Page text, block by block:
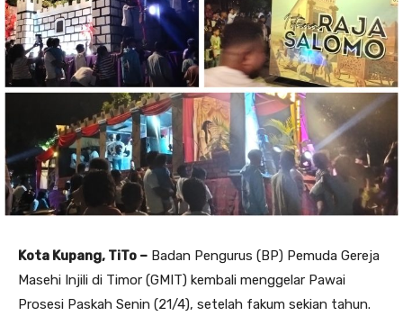
Kota Kupang, TiTo – Badan Pengurus (BP) Pemuda Gereja
Masehi Injili di Timor (GMIT) kembali menggelar Pawai
Prosesi Paskah Senin (21/4), setelah fakum sekian tahun.